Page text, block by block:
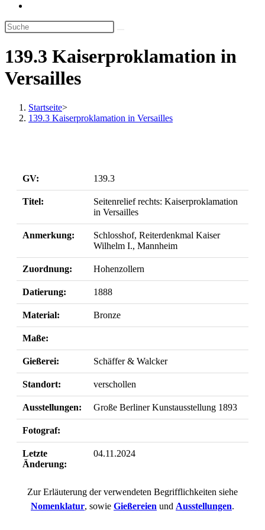
umschalten
139.3 Kaiserproklamation in
Versailles
Startseite>
139.3 Kaiserproklamation in Versailles
GV: 139.3
Titel:
Seitenrelief rechts: Kaiserproklamation
in Versailles
Anmerkung:
Schlosshof, Reiterdenkmal Kaiser
Wilhelm I., Mannheim
Zuordnung: Hohenzollern
Datierung: 1888
Material: Bronze
Maße:
Gießerei: Schäffer & Walcker
Standort: verschollen
Ausstellungen: Große Berliner Kunstausstellung 1893
Fotograf:
Letzte
Änderung:
04.11.2024
Zur Erläuterung der verwendeten Begrifflichkeiten siehe
Nomenklatur, sowie Gießereien und Ausstellungen.